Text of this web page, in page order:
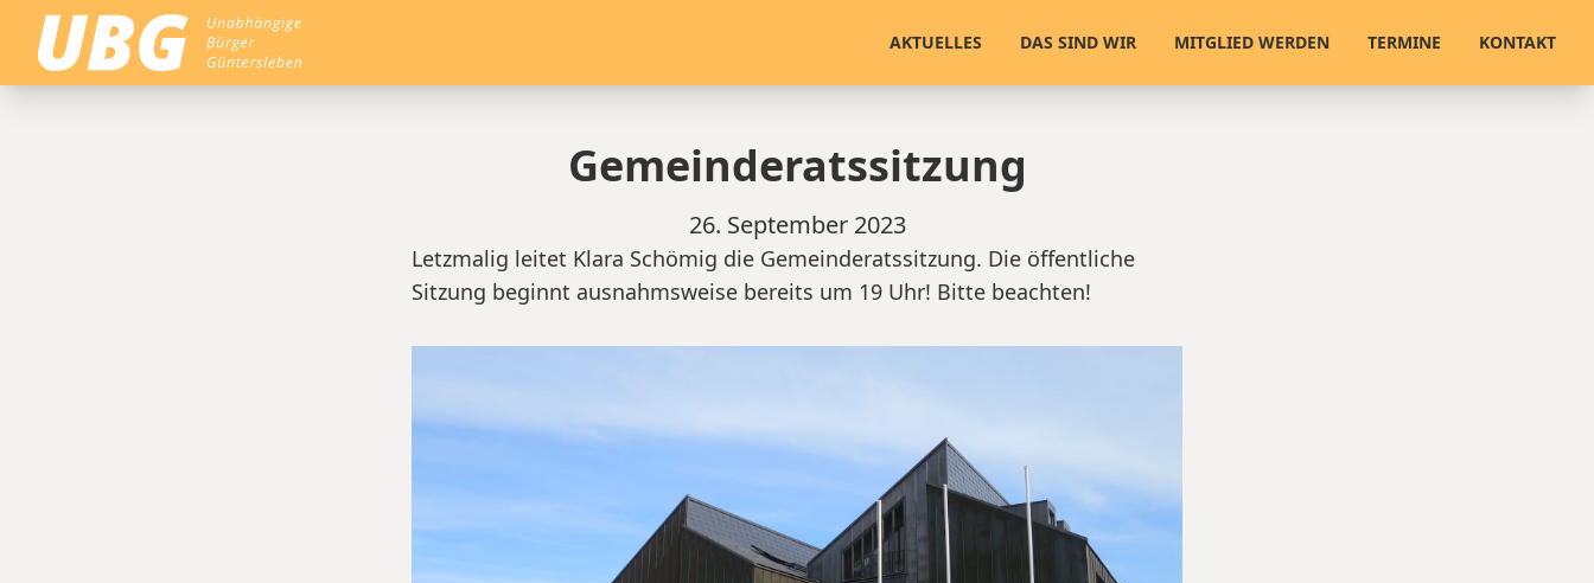
home
AKTUELLES DAS SIND WIR MITGLIED WERDEN TERMINE KONTAKT
Gemeinderatssitzung
26. September 2023
Letzmalig leitet Klara Schömig die Gemeinderatssitzung. Die öffentliche
Sitzung beginnt ausnahmsweise bereits um 19 Uhr! Bitte beachten!